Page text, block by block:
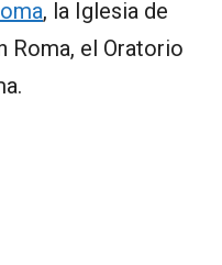
, la Iglesia de
Roma, el Oratorio